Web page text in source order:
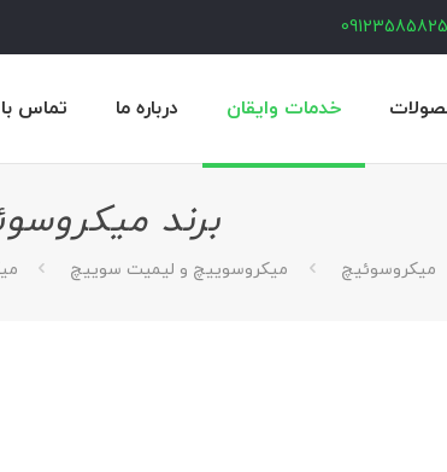
09123585825
خدمات وایقان درباره ما تماس با
برند
ميكروسوئيچ میکروسوییچ و لیمیت سوییچ